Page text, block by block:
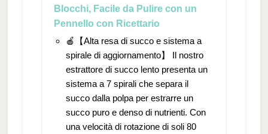
Blocchi, Facile da Pulire con un
Pennello con Ricettario
🍎【Alta resa di succo e sistema a
spirale di aggiornamento】 Il nostro
estrattore di succo lento presenta un
sistema a 7 spirali che separa il
succo dalla polpa per estrarre un
succo puro e denso di nutrienti. Con
una velocità di rotazione di soli 80